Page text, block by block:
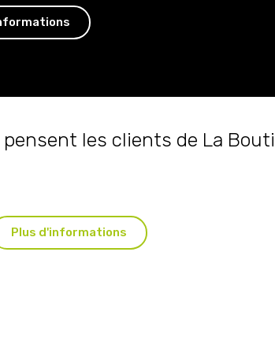
pensent les clients de La
Plus d'informations